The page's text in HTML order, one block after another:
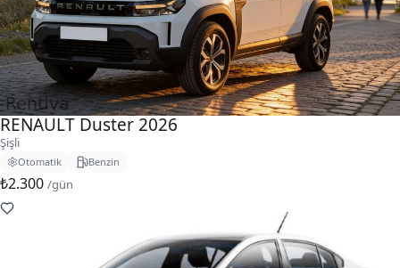
RENAULT Duster 2026
Şişli
Otomatik Benzin
₺2.300 /gün